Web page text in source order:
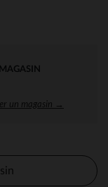
un magasin →